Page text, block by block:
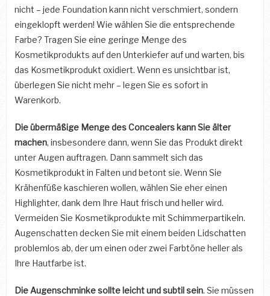
nicht – jede Foundation kann nicht verschmiert, sondern
eingeklopft werden! Wie wählen Sie die entsprechende
Farbe? Tragen Sie eine geringe Menge des
Kosmetikprodukts auf den Unterkiefer auf und warten, bis
das Kosmetikprodukt oxidiert. Wenn es unsichtbar ist,
überlegen Sie nicht mehr – legen Sie es sofort in
Warenkorb.
Die übermäßige Menge des Concealers kann Sie älter
machen, insbesondere dann, wenn Sie das Produkt direkt
unter Augen auftragen. Dann sammelt sich das
Kosmetikprodukt in Falten und betont sie. Wenn Sie
Krähenfüße kaschieren wollen, wählen Sie eher einen
Highlighter, dank dem Ihre Haut frisch und heller wird.
Vermeiden Sie Kosmetikprodukte mit Schimmerpartikeln.
Augenschatten decken Sie mit einem beiden Lidschatten
problemlos ab, der um einen oder zwei Farbtöne heller als
Ihre Hautfarbe ist.
Die Augenschminke sollte leicht und subtil sein. Sie müssen